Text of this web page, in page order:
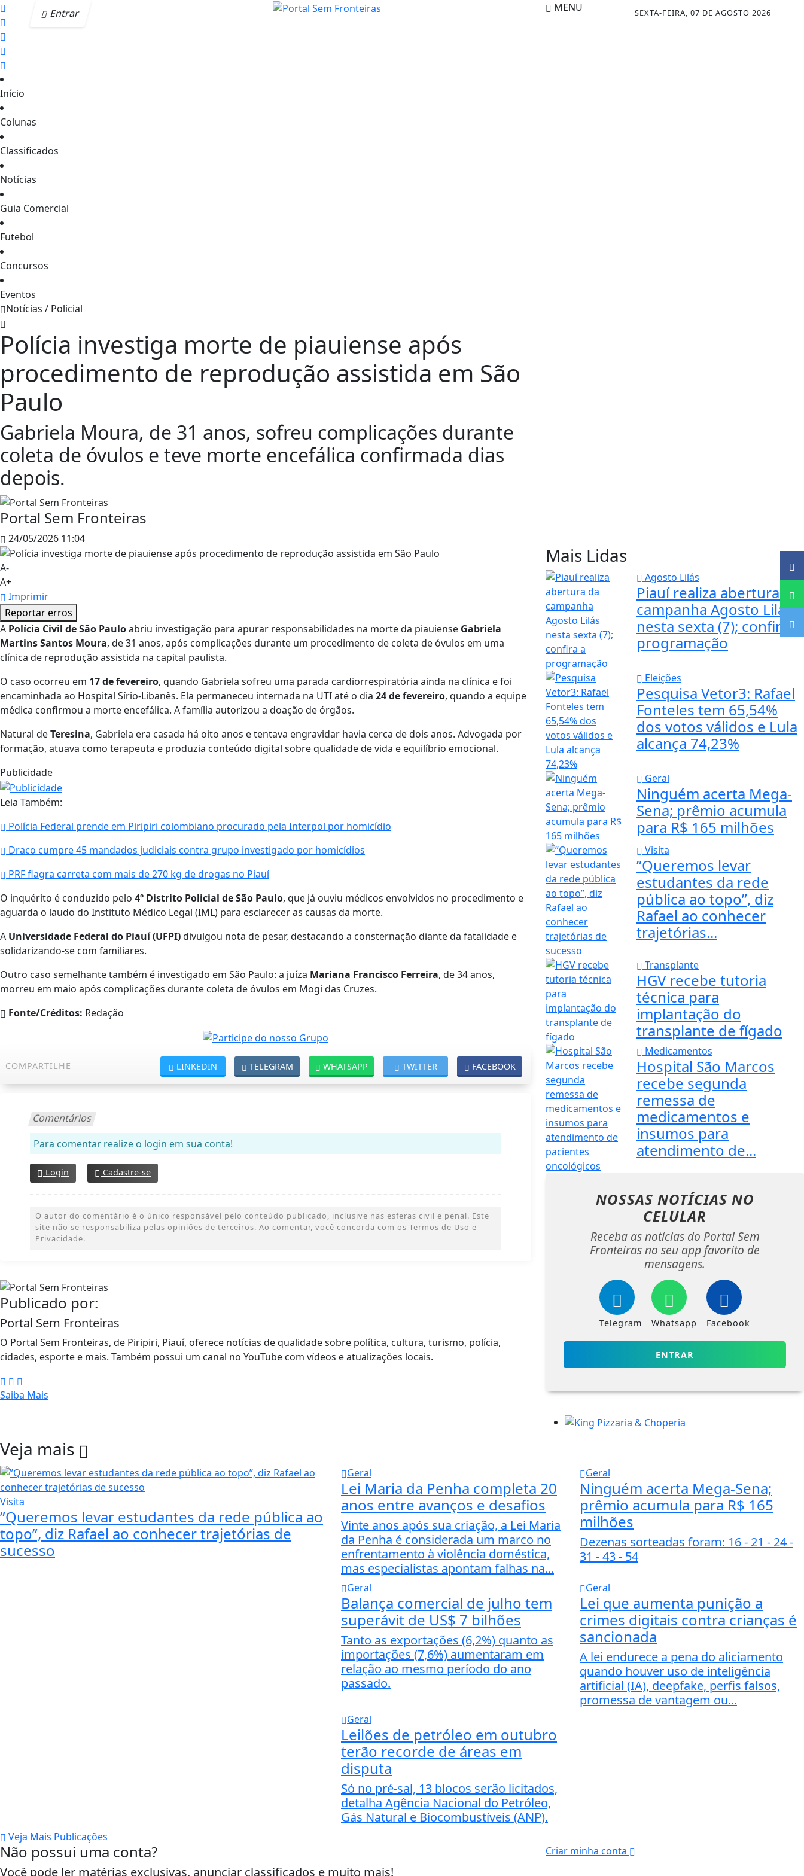
Entrar SEXTA-FEIRA, 07 DE AGOSTO 2026
MENU
Início
Colunas
Classificados
Notícias
Guia Comercial
Futebol
Concursos
Eventos
Notícias / Policial
Polícia investiga morte de piauiense após
procedimento de reprodução assistida em São
Paulo
Gabriela Moura, de 31 anos, sofreu complicações durante
coleta de óvulos e teve morte encefálica confirmada dias
depois.
Portal Sem Fronteiras
24/05/2026 11:04
A-
A+
Imprimir
Reportar erros
A Polícia Civil de São Pauloabriu investigação para apurar responsabilidades na morte da piauiense Gabriela
Martins Santos Moura, de 31 anos, após complicações durante um procedimento de coleta de óvulos em uma
clínica de reprodução assistida na capital paulista.
O caso ocorreu em 17 de fevereiro, quando Gabriela sofreu uma parada cardiorrespiratória ainda na clínica e foi
encaminhada ao Hospital Sírio-Libanês. Ela permaneceu internada na UTI até o dia 24 de fevereiro, quando a equipe
médica confirmou a morte encefálica. A família autorizou a doação de órgãos.
Natural deTeresina, Gabriela era casada há oito anos e tentava engravidar havia cerca de dois anos. Advogada por
formação, atuava como terapeuta e produzia conteúdo digital sobre qualidade de vida e equilíbrio emocional.
Publicidade
Leia Também:
Polícia Federal prende em Piripiri colombiano procurado pela Interpol por homicídio
Draco cumpre 45 mandados judiciais contra grupo investigado por homicídios
PRF flagra carreta com mais de 270 kg de drogas no Piauí
O inquérito é conduzido pelo 4º Distrito Policial de São Paulo, que já ouviu médicos envolvidos no procedimento e
aguarda o laudo do Instituto Médico Legal (IML) para esclarecer as causas da morte.
A Universidade Federal do Piauí (UFPI)divulgou nota de pesar, destacando a consternação diante da fatalidade e
solidarizando-se com familiares.
Outro caso semelhante também é investigado em São Paulo: a juíza Mariana Francisco Ferreira, de 34 anos,
morreu em maio após complicações durante coleta de óvulos em Mogi das Cruzes.
Fonte/Créditos: Redação
COMPARTILHE FACEBOOK
TWITTER
WHATSAPP
TELEGRAM
LINKEDIN
Comentários
Para comentar realize o login em sua conta!
Login Cadastre-se
O autor do comentário é o único responsável pelo conteúdo publicado, inclusive nas esferas civil e penal. Este
site não se responsabiliza pelas opiniões de terceiros. Ao comentar, você concorda com os Termos de Uso e
Privacidade.
Publicado por:
Portal Sem Fronteiras
O Portal Sem Fronteiras, de Piripiri, Piauí, oferece notícias de qualidade sobre política, cultura, turismo, polícia,
cidades, esporte e mais. Também possui um canal no YouTube com vídeos e atualizações locais.
Saiba Mais
Mais Lidas
Agosto Lilás
Piauí realiza abertura da
campanha Agosto Lilás
nesta sexta (7); confira a
programação
Eleições
Pesquisa Vetor3: Rafael
Fonteles tem 65,54%
dos votos válidos e Lula
alcança 74,23%
Geral
Ninguém acerta Mega-
Sena; prêmio acumula
para R$ 165 milhões
Visita
”Queremos levar
estudantes da rede
pública ao topo”, diz
Rafael ao conhecer
trajetórias...
Transplante
HGV recebe tutoria
técnica para
implantação do
transplante de fígado
Medicamentos
Hospital São Marcos
recebe segunda
remessa de
medicamentos e
insumos para
atendimento de...
NOSSAS NOTÍCIAS NO
CELULAR
Receba as notícias do Portal Sem
Fronteiras no seu app favorito de
mensagens.
Telegram Whatsapp Facebook
ENTRAR
Veja mais
Visita
”Queremos levar estudantes da rede pública ao
topo”, diz Rafael ao conhecer trajetórias de
sucesso
Geral
Lei Maria da Penha completa 20
anos entre avanços e desafios
Vinte anos após sua criação, a Lei Maria
da Penha é considerada um marco no
enfrentamento à violência doméstica,
mas especialistas apontam falhas na...
Geral
Ninguém acerta Mega-Sena;
prêmio acumula para R$ 165
milhões
Dezenas sorteadas foram: 16 - 21 - 24 -
31 - 43 - 54
Geral
Balança comercial de julho tem
superávit de US$ 7 bilhões
Tanto as exportações (6,2%) quanto as
importações (7,6%) aumentaram em
relação ao mesmo período do ano
passado.
Geral
Lei que aumenta punição a
crimes digitais contra crianças é
sancionada
A lei endurece a pena do aliciamento
quando houver uso de inteligência
artificial (IA), deepfake, perfis falsos,
promessa de vantagem ou...
Geral
Leilões de petróleo em outubro
terão recorde de áreas em
disputa
Só no pré-sal, 13 blocos serão licitados,
detalha Agência Nacional do Petróleo,
Gás Natural e Biocombustíveis (ANP).
Veja Mais Publicações
Não possui uma conta?
Você pode ler matérias exclusivas, anunciar classificados e muito mais!
Criar minha conta